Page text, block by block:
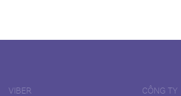
VIBER CÔNG TY